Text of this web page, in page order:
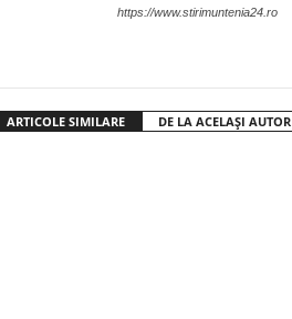
https://www.stirimuntenia24.ro
ARTICOLE SIMILARE DE LA ACELAȘI AUTOR